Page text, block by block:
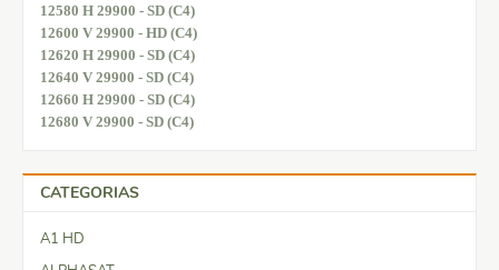
12580 H 29900 - SD (C4)
12600 V 29900 - HD (C4)
12620 H 29900 - SD (C4)
12640 V 29900 - SD (C4)
12660 H 29900 - SD (C4)
12680 V 29900 - SD (C4)
CATEGORIAS
A1 HD